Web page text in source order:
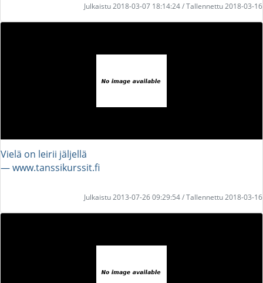
Julkaistu 2018-03-07 18:14:24 / Tallennettu 2018-03-16
Vielä on leirii jäljellä
― www.tanssikurssit.fi
Julkaistu 2013-07-26 09:29:54 / Tallennettu 2018-03-16